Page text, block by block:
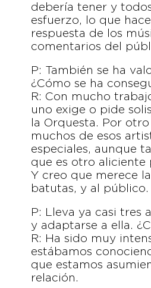
debería tener y
esfuerzo, lo que
respuesta de los
comentarios del
P: También se ha
¿Cómo se ha
R: Con mucho
uno exige o pide
la Orquesta. Por
muchos de esos
especiales, aunque
que es otro aliciente
Y creo que merece
batutas, y al público.
P: Lleva ya casi tres
y adaptarse a ella.
R: Ha sido muy
estábamos
que estamos
relación.